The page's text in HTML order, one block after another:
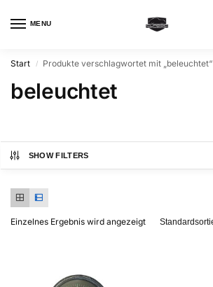
MENU
Start / Produkte verschlagwortet mit „beleuchtet“
beleuchtet
SHOW FILTERS
Einzelnes Ergebnis wird angezeigt